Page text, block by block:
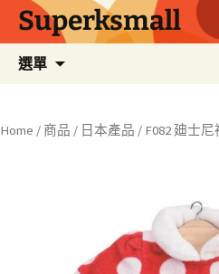
Superksmall
選單
內
Home / 商品 / 日本產品 / F082 廸士